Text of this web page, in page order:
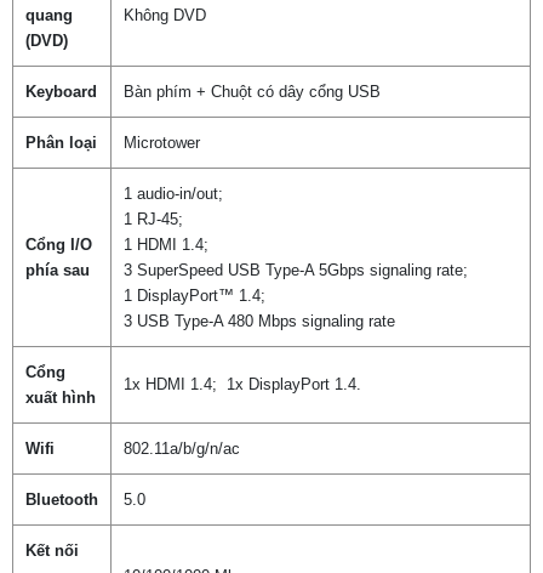
quang
(DVD)
Không DVD
Keyboard Bàn phím + Chuột có dây cổng USB
Phân loại Microtower
Cổng I/O
phía sau
1 audio-in/out;
1 RJ-45;
1 HDMI 1.4;
3 SuperSpeed USB Type-A 5Gbps signaling rate;
1 DisplayPort™ 1.4;
3 USB Type-A 480 Mbps signaling rate
Cổng
xuất hình
1x HDMI 1.4; 1x DisplayPort 1.4.
Wifi 802.11a/b/g/n/ac
Bluetooth 5.0
Kết nối